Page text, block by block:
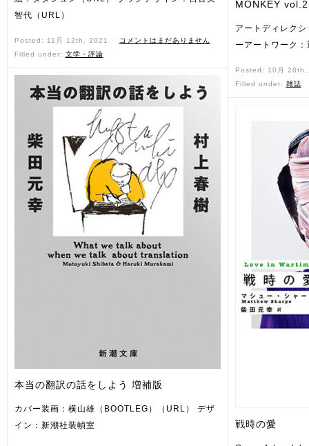
智代（URL）
Posted: 11月 12th, 2021 ˑ
コメントはまだありません
Filled under: 文学・評論
本当の翻訳の話をしよう 増補版
カバー装画：横山雄（BOOTLEG）（URL） デザ
イン：新潮社装幀室
MONKEY
アートディレク
ーアートワーク
Posted: 10月
Filled under: 雑誌
戦時の愛